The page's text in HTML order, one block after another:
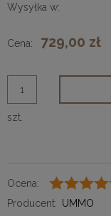
Wysyłka w:
Cena: 729,00 zł
szt.
Ocena:
Producent: UMMO